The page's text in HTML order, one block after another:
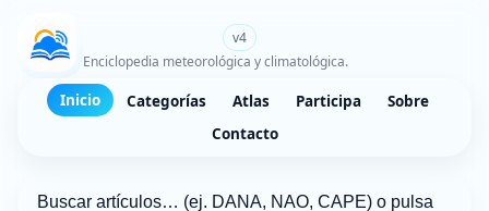
v4
Enciclopedia meteorológica y climatológica.
Inicio Categorías Atlas Participa
Sobre
Contacto